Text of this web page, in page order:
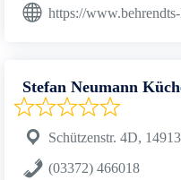
https://
Stefan Neumann
Schützenstr. 4D,
(03372) 466018